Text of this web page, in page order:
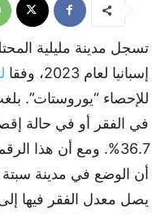
تسجل مدينة مليلية
إسبانيا لعام 2023، وفقا
للإحصاء “يوروستات”.
في الفقر أو في حالة
36.7%. ومع أن هذا
أن الوضع في مدينة